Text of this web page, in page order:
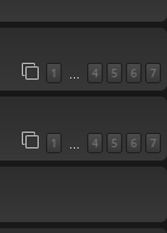
1 … 4 5 6 7
1 4 5 6 7